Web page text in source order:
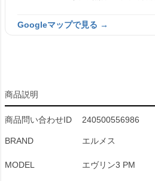
Googleマップで見る →
商品説明
商品問い合わせID 240500556986
BRAND エルメス
MODEL エヴリン3 PM